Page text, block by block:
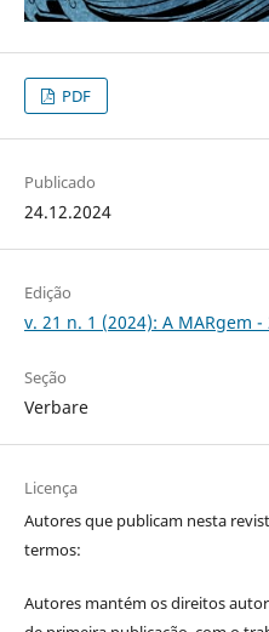
PDF
Publicado
24.12.2024
Edição
v. 21 n. 1 (2024): A MARgem -
Seção
Verbare
Licença
Autores que publicam nesta
termos:
Autores mantém os direitos